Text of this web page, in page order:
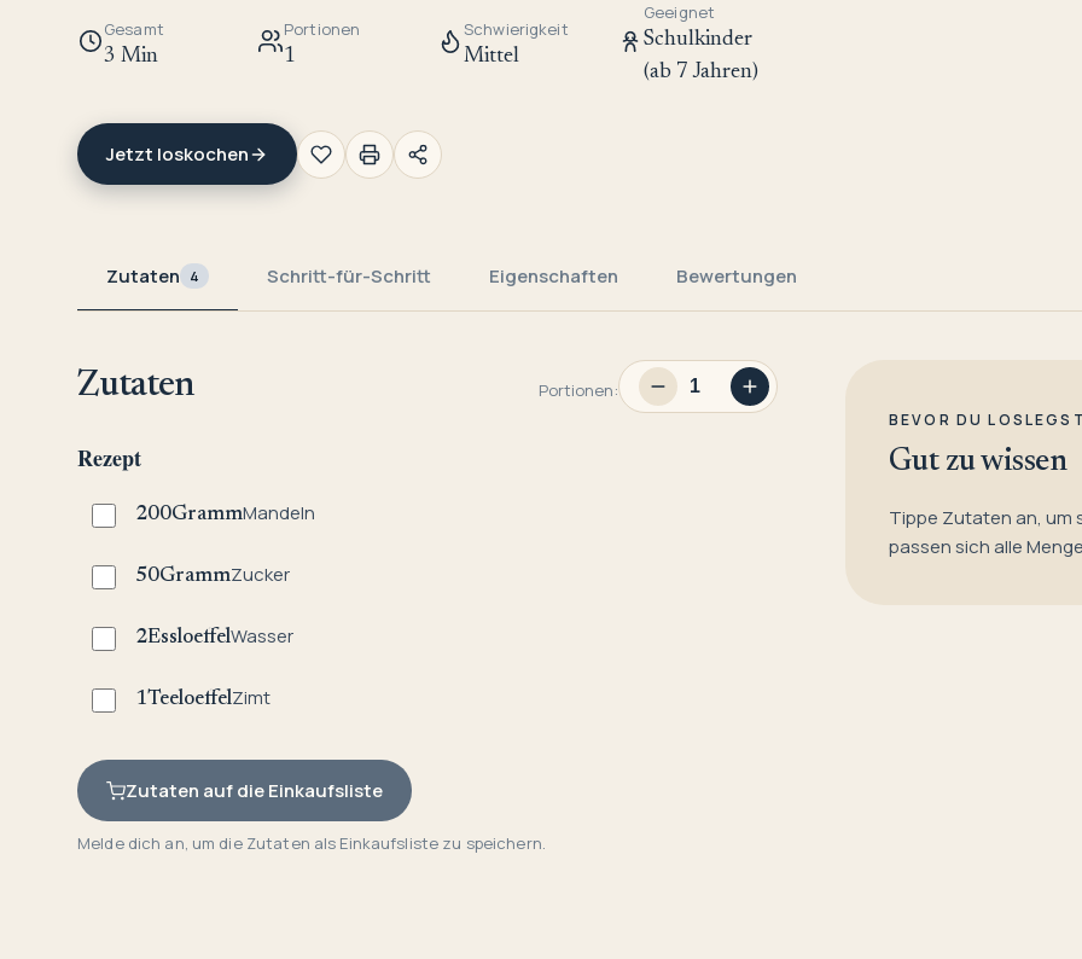
Gesamt
3 Min
Portionen
1
Schwierigkeit
Mittel
Geeignet
Schulkinder
(ab 7 Jahren)
Jetzt loskochen
Zutaten 4 Schritt-für-Schritt Eigenschaften Bewertungen
Zutaten Portionen:
Rezept
200GrammMandeln
50GrammZucker
2EssloeffelWasser
1TeeloeffelZimt
Zutaten auf die Einkaufsliste
Melde dich an, um die Zutaten als Einkaufsliste zu speichern.
BEVOR DU
Gut zu wissen
Tippe Zutaten an, um
passen sich alle